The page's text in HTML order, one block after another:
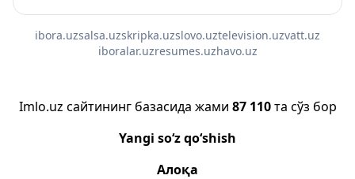
ibora.uzsalsa.uzskripka.uzslovo.uztelevision.uzvatt.uz
iboralar.uzresumes.uzhavo.uz
Imlo.uz сайтининг базасида жами 87 110та сўз бор
Yangi so‘z qo‘shish
Алоқа